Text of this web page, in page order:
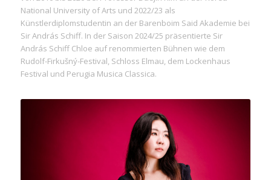
National University of Arts und 2022/23 als
Künstlerdiplomstudentin an der Barenboim Said Akademie bei
Sir András Schiff. In der Saison 2024/25 präsentierte Sir
András Schiff Chloe auf renommierten Bühnen wie dem
Rudolf-Firkušný-Festival, Schloss Elmau, dem Lockenhaus
Festival und Perugia Musica Classica.